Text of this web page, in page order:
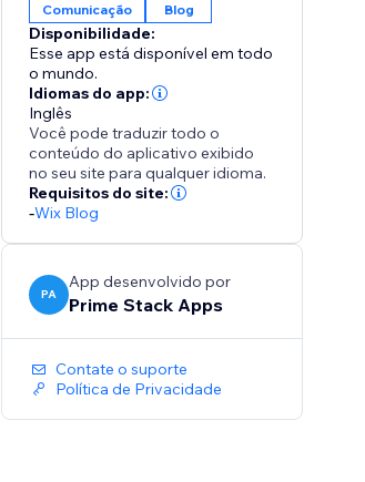
Comunicação Blog
Disponibilidade:
Esse app está disponível em todo
o mundo.
Idiomas do app:
Inglês
Você pode traduzir todo o
conteúdo do aplicativo exibido
no seu site para qualquer idioma.
Requisitos do site:
-Wix Blog
PA
App desenvolvido por
Prime Stack Apps
Contate o suporte
Política de Privacidade